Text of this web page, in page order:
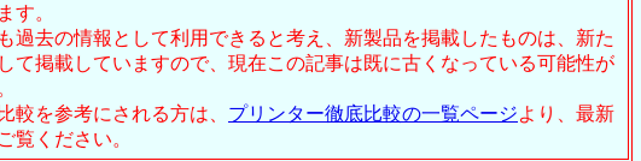
す。
過去の情報として利用できると考え、新製品を掲載したものは、新た
て掲載していますので、現在この記事は既に古くなっている可能性が
較を参考にされる方は、 プリンター徹底比較の一覧ページより、最新
覧ください。